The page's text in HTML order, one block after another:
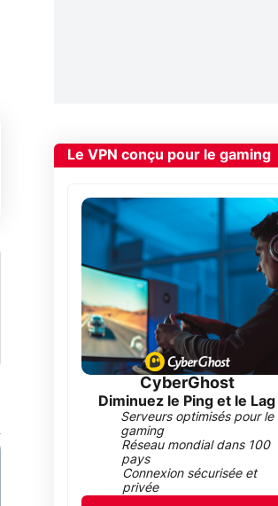
Le VPN conçu pour le gaming
CyberGhost
Diminuez le Ping et le Lag
Serveurs optimisés pour le
gaming
Réseau mondial dans 100
pays
Connexion sécurisée et
privée